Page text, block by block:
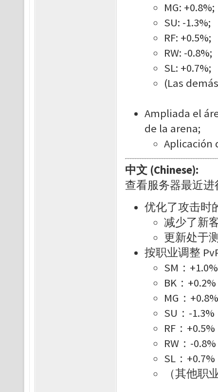
MG: +0.8%;
SU: -1.3%;
RF: +0.5%;
RW: -0.8%;
SL: +0.7%;
(Las
Ampliada el
de la arena;
Aplicación
中文 (Chinese):
查看服务器最近
优化了攻击时
减少了新
更新处于
按职业调整
SM：
BK：
MG：
SU：-1.3%
RF：
RW：-
SL：
（其他职